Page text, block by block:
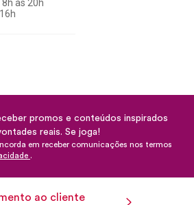
8h às 20h
promos e conteúdos inspirados
reais. Se joga!
em receber comunicações nos termos
.
ao cliente